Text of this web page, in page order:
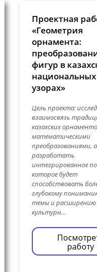
Проектная
«Геометрия
орнамента:
фигур в
национальных
узорах»
Цель проекта:
взаимосвязь
казахских
математическими
преобразованиями,
разработать
интегрированное
которое будет
способствовать
глубокому
темы и расширению
культурн…
работу